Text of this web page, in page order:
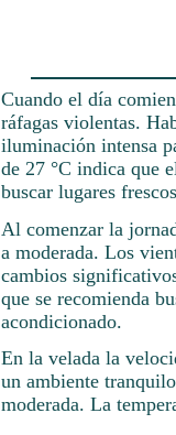
Cuando el día
ráfagas violentas.
iluminación intensa
de 27 °C indica que
buscar lugares
Al comenzar la
a moderada. Los
cambios
que se recomienda
acondicionado.
En la velada la
un ambiente
moderada. La